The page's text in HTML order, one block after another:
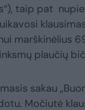
taip pat
marškinėlius
plaučių
sakau
Močiutė